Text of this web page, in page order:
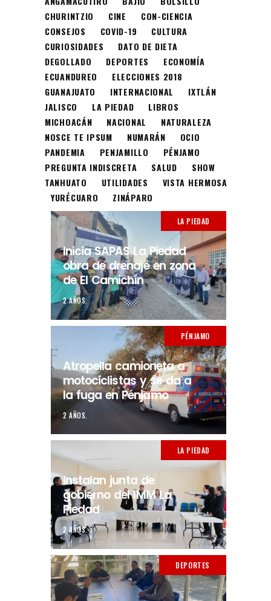
CHURINTZIO
CINE
CON-CIENCIA
CONSEJOS
COVID-19
CULTURA
CURIOSIDADES
DATO DE DIETA
DEGOLLADO
DEPORTES
ECONOMÍA
ECUANDUREO
ELECCIONES 2018
GUANAJUATO
INTERNACIONAL
IXTLÁN
JALISCO
LA PIEDAD
LIBROS
MICHOACÁN
NACIONAL
NATURALEZA
NOSCE TE IPSUM
NUMARÁN
OCIO
PANDEMIA
PENJAMILLO
PÉNJAMO
PREGUNTA INDISCRETA
SALUD
SHOW
TANHUATO
UTILIDADES
VISTA HERMOSA
YURÉCUARO
ZINÁPARO
LA PIEDAD
Inicia SAPAS La Piedad
obra de drenaje en zona
de El Camichín
2 AÑOS.
PÉNJAMO
Atropella camioneta a
motociclistas y se da a
la fuga en Pénjamo
2 AÑOS.
LA PIEDAD
Instalan junta de
gobierno del IMM La
Piedad
2 AÑOS.
DEPORTES